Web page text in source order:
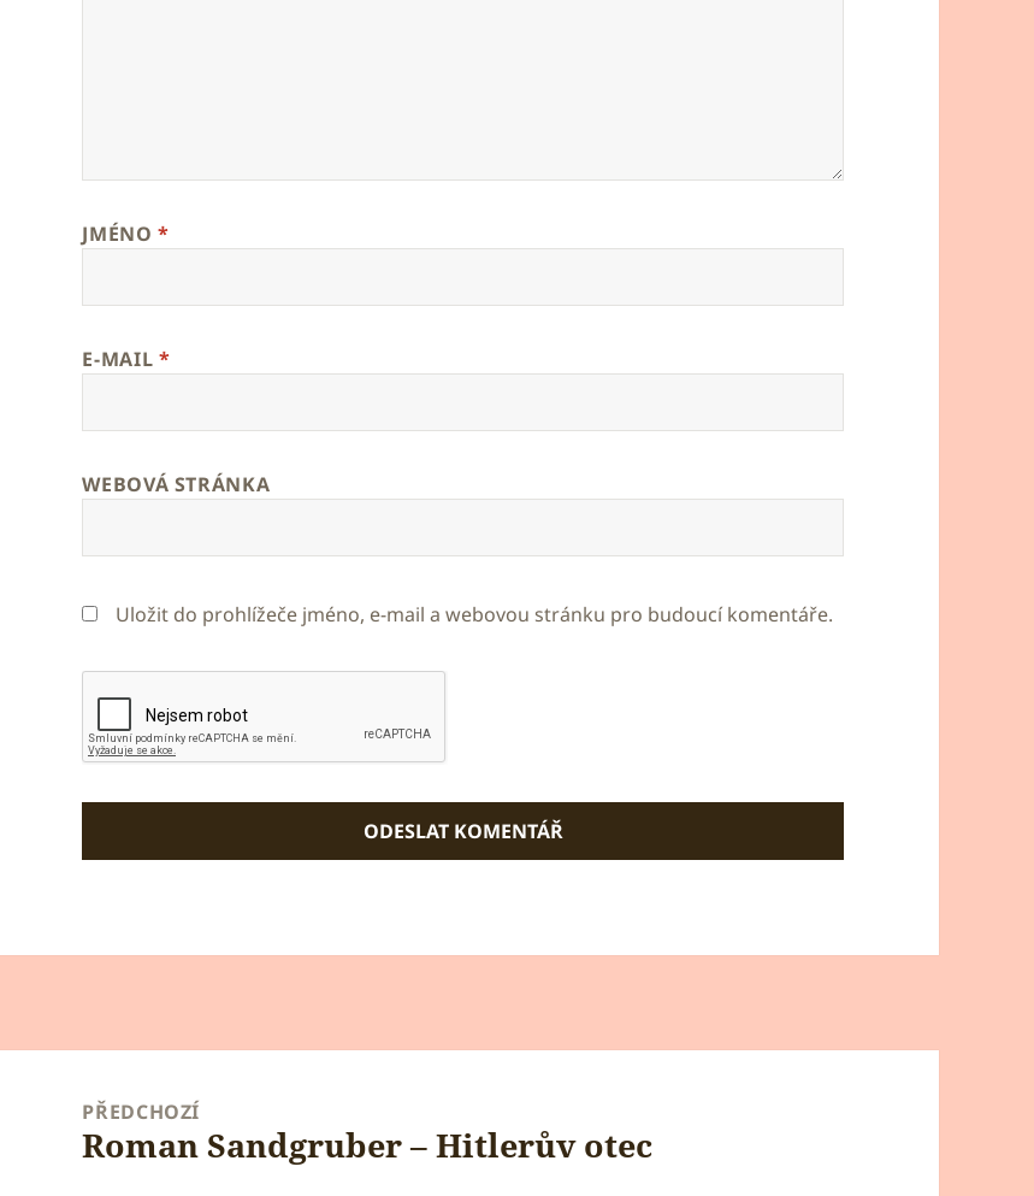
JMÉNO*
E-MAIL *
WEBOVÁ STRÁNKA
Uložit do prohlížeče jméno, e-mail a webovou stránku pro budoucí komentáře.
příspěvek
PŘEDCHOZÍ
Předchozí
Roman Sandgruber – Hitlerův otec